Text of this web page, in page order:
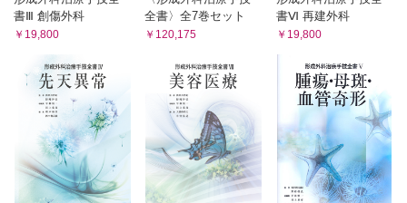
血行形態／適応
手技
4．深下腹壁動脈穿通枝皮弁(DIEP flap)
血行形態／適応
手技
症例1／症例2
5．殿部の穿通枝皮弁
血行形態／適応／合併症
有茎大殿筋穿通枝皮弁
症例1／症例2
第8章 骨弁および骨付き皮弁
手技
4．鼠径皮弁
血行形態／適応
I 有茎鼠径皮弁
II 遊離鼠径皮弁
症例1／症例2
5．会陰部に作成される皮弁
血行形態／適応
Gluteal fold flap：殿溝皮弁，内陰部動脈穿通枝皮弁
書Ⅲ 創傷外科
￥19,800
全書〉全7巻セット
￥120,175
書Ⅵ 再建外科
￥19,800